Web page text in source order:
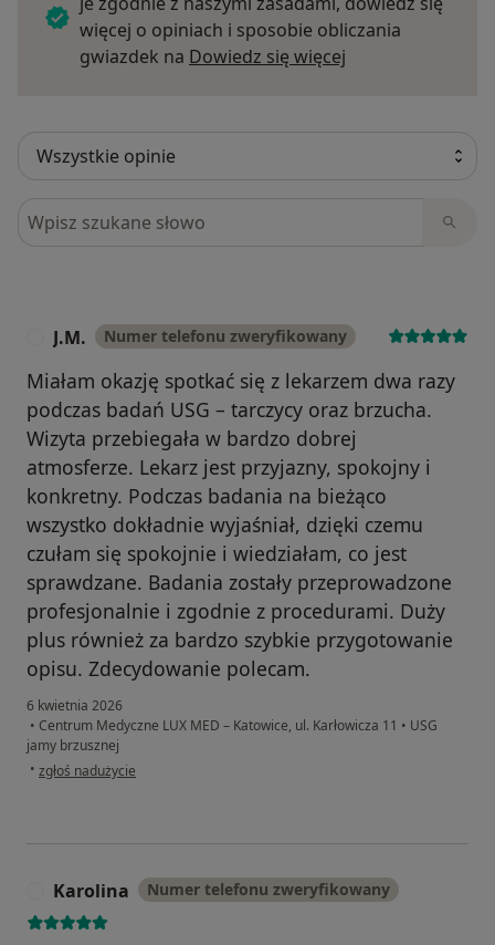
więcej o opiniach i sposobie obliczania
gwiazdek na Dowiedz się więcej
Szukaj w opiniach
J.M. Numer telefonu zweryfikowany
Miałam okazję spotkać się z lekarzem dwa razy
podczas badań USG – tarczycy oraz brzucha.
Wizyta przebiegała w bardzo dobrej
atmosferze. Lekarz jest przyjazny, spokojny i
konkretny. Podczas badania na bieżąco
wszystko dokładnie wyjaśniał, dzięki czemu
czułam się spokojnie i wiedziałam, co jest
sprawdzane. Badania zostały przeprowadzone
profesjonalnie i zgodnie z procedurami. Duży
plus również za bardzo szybkie przygotowanie
opisu. Zdecydowanie polecam.
6 kwietnia 2026
• Centrum Medyczne LUX MED – Katowice, ul. Karłowicza 11 • USG
jamy brzusznej
• w opinii użytkownika J.M.
zgłoś nadużycie
Karolina Numer telefonu zweryfikowany